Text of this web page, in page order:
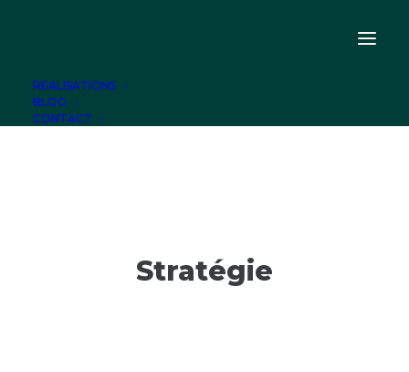
REALISATIONS
BLOG
CONTACT
Stratégie